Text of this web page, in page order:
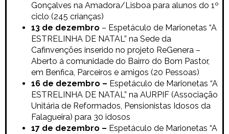
Gonçalves na Amadora/Lisboa para alunos do 1º
ciclo (245 crianças)
13 de dezembro – Espetáculo de Marionetas “A
ESTRELINHA DE NATAL” na Sede da
Cafinvenções inserido no projeto ReGenera –
Aberto á comunidade do Bairro do Bom Pastor,
em Benfica, Parceiros e amigos (20 Pessoas)
16 de dezembro – Espetáculo de Marionetas “A
ESTRELINHA DE NATAL” na AURPIF (Associação
Unitária de Reformados, Pensionistas Idosos da
Falagueira) para 30 idosos
17 de dezembro – Espetáculo de Marionetas “A